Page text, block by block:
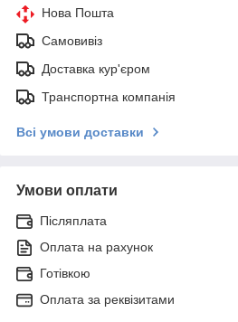
Нова Пошта
Самовивіз
Доставка кур'єром
Транспортна компанія
Всі умови доставки
Умови оплати
Післяплата
Оплата на рахунок
Готівкою
Оплата за реквізитами